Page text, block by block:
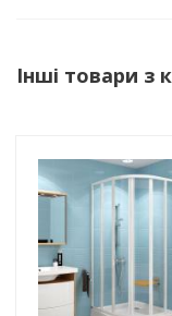
Інші товари з